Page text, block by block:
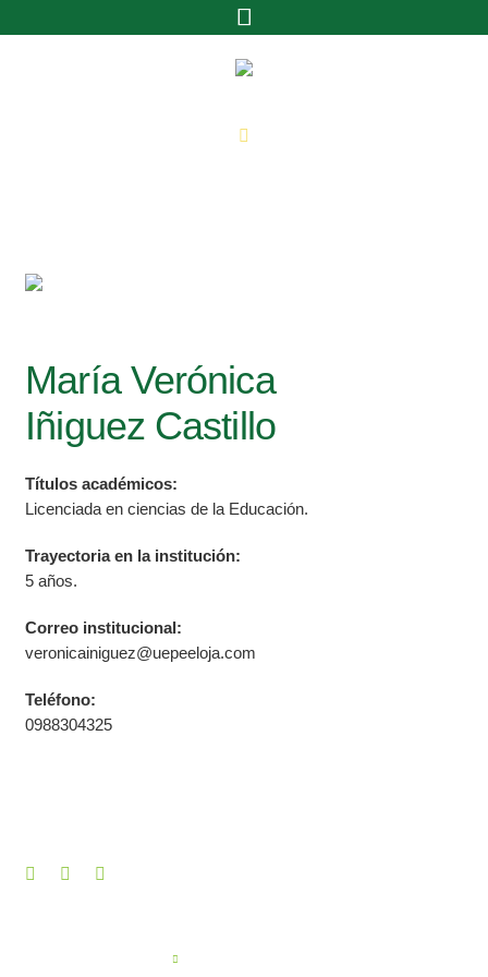
María Verónica
Iñiguez Castillo
Títulos académicos:
Licenciada en ciencias de la Educación.
Trayectoria en la institución:
5 años.
Correo institucional:
veronicainiguez@uepeeloja.com
Teléfono:
0988304325